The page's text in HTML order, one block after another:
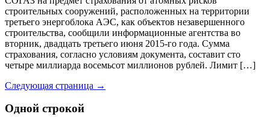
строительных сооружений, расположенных на территории
третьего энергоблока АЭС, как объектов незавершенного
строительства, сообщили информационные агентства во
вторник, двадцать третьего июня 2015-го года. Сумма
страхования, согласно условиям документа, составит сто
четыре миллиарда восемьсот миллионов рублей. Лимит […]
Следующая страница →
Одной строкой